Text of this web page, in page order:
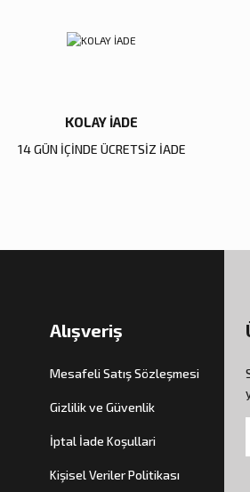
KOLAY İADE
14 GÜN İÇİNDE ÜCRETSİZ İADE
Alışveriş
Mesafeli Satış Sözleşmesi
Gizlilik ve Güvenlik
İptal İade Koşullari
Kişisel Veriler Politikası